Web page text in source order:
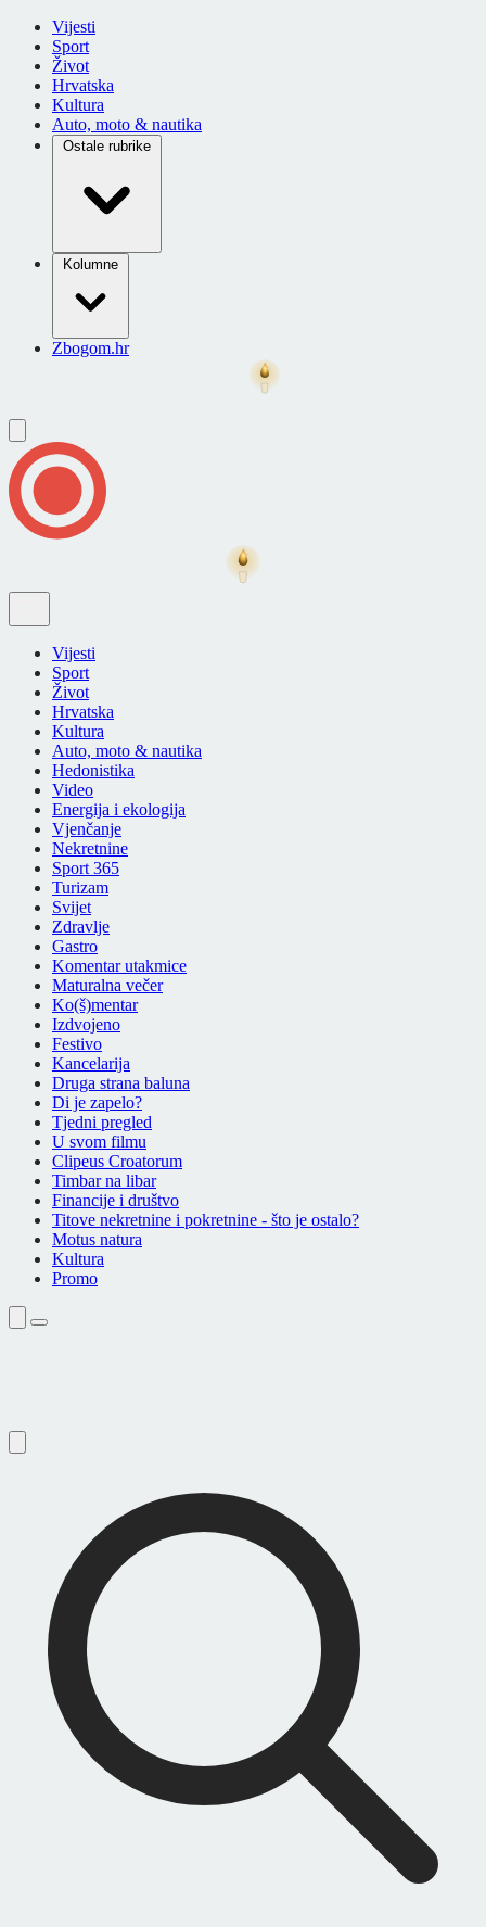
Vijesti
Sport
Život
Hrvatska
Kultura
Auto, moto & nautika
Ostale rubrike
Kolumne
Zbogom.hr
Vijesti
Sport
Život
Hrvatska
Kultura
Auto, moto & nautika
Hedonistika
Video
Energija i ekologija
Vjenčanje
Nekretnine
Sport 365
Turizam
Svijet
Zdravlje
Gastro
Komentar utakmice
Maturalna večer
Ko(š)mentar
Izdvojeno
Festivo
Kancelarija
Druga strana baluna
Di je zapelo?
Tjedni pregled
U svom filmu
Clipeus Croatorum
Timbar na libar
Financije i društvo
Titove nekretnine i pokretnine - što je ostalo?
Motus natura
Kultura
Promo